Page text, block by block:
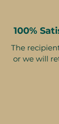
100%
The
or we will